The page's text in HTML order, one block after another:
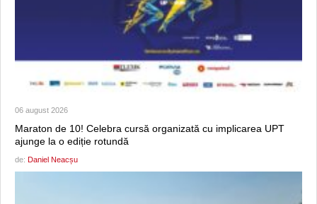
06 august 2026
Maraton de 10! Celebra cursă organizată cu implicarea UPT
ajunge la o ediție rotundă
de: Daniel Neacșu